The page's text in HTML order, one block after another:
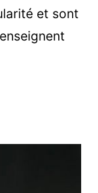
et sont